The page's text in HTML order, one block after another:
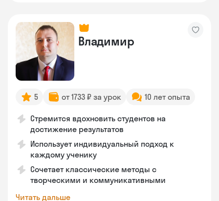
Владимир
5 от 1733 ₽ за урок 10 лет опыта
Стремится вдохновить студентов на
достижение результатов
Использует индивидуальный подход к
каждому ученику
Сочетает классические методы с
творческими и коммуникативными
Читать дальше